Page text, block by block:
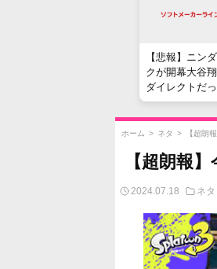
【悲報】ニン
クが開幕大谷
ダイレクトだ
しまう
ホーム > ネタ > 【超朗
【超朗報
2024.07.18 ネタ